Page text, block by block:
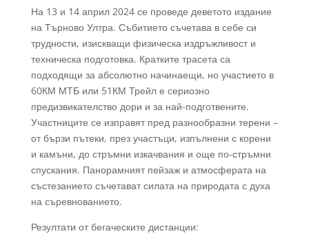
На 13 и 14 април 2024 се проведе деветото издание
на Търново Ултра. Събитието съчетава в себе си
трудности, изискващи физическа издръжливост и
техническа подготовка. Кратките трасета са
подходящи за абсолютно начинаещи, но участието в
60КМ МТБ или 51КМ Трейл е сериозно
предизвикателство дори и за най-подготвените.
Участниците се изправят пред разнообразни терени –
от бързи пътеки, през участъци, изпълнени с корени
и камъни, до стръмни изкачвания и още по-стръмни
спускания. Панорамният пейзаж и атмосферата на
състезанието съчетават силата на природата с духа
на съревнованието.
Резултати от бегаческите дистанции: